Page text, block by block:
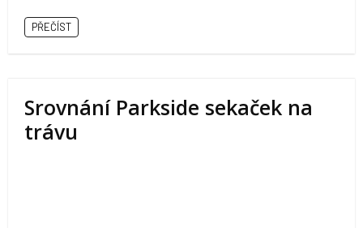
PŘEČÍST
Srovnání Parkside sekaček na
trávu